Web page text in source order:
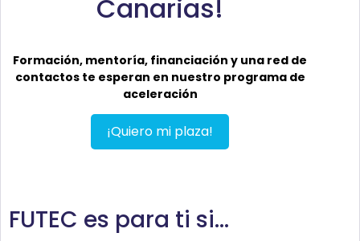
Canarias!
Formación, mentoría, financiación y una red de
contactos te esperan en nuestro programa de
aceleración
¡Quiero mi plaza!
FUTEC es para ti si…